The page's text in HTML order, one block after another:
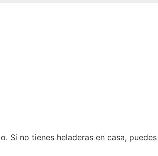
Si no tienes heladeras en casa, puedes